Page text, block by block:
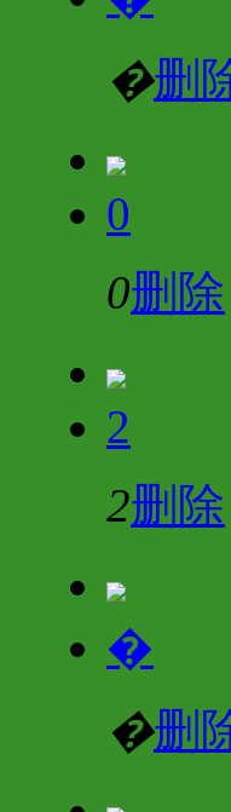
�删
0
0删除
2
2删除
�
�删